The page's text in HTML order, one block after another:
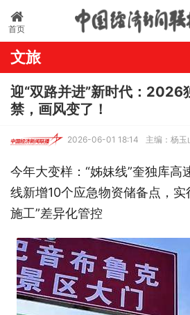
首页
文旅
迎“双路并进”新时代：2026
禁，画风变了！
2026-06-01 18:14 主编：杨玉
今年大变样：“姊妹线”奎独库高
线新增10个应急物资储备点，实
施工”差异化管控